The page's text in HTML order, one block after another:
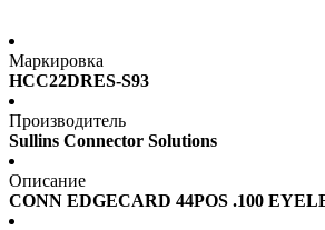
Маркировка
HCC22DRES-S93
Производитель
Sullins Connector Solutions
Описание
CONN EDGECARD 44POS .100